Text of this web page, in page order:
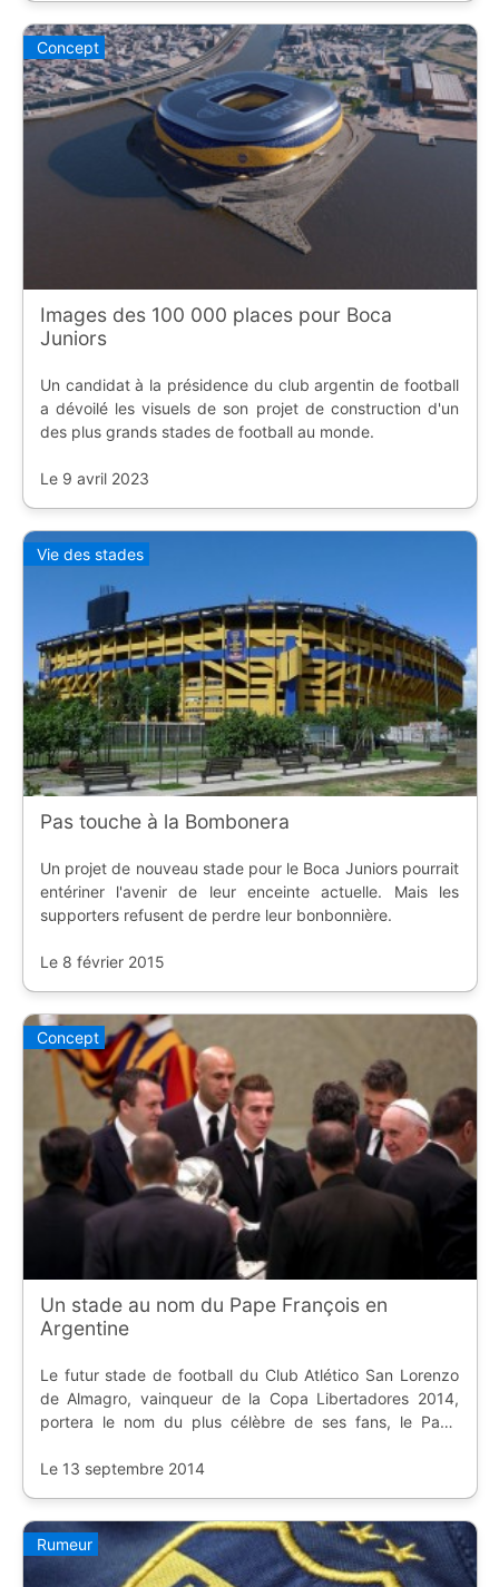
Concept
Images des 100 000 places pour Boca
Juniors
Un candidat à la présidence du club argentin de football
a dévoilé les visuels de son projet de construction d'un
des plus grands stades de football au monde.
Le 9 avril 2023
Vie des stades
Pas touche à la Bombonera
Un projet de nouveau stade pour le Boca Juniors pourrait
entériner l'avenir de leur enceinte actuelle. Mais les
supporters refusent de perdre leur bonbonnière.
Le 8 février 2015
Concept
Un stade au nom du Pape François en
Argentine
Le futur stade de football du Club Atlético San Lorenzo
de Almagro, vainqueur de la Copa Libertadores 2014,
portera le nom du plus célèbre de ses fans, le Pape
Le 13 septembre 2014
Rumeur